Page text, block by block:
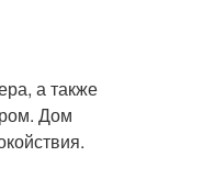
а также
Дом